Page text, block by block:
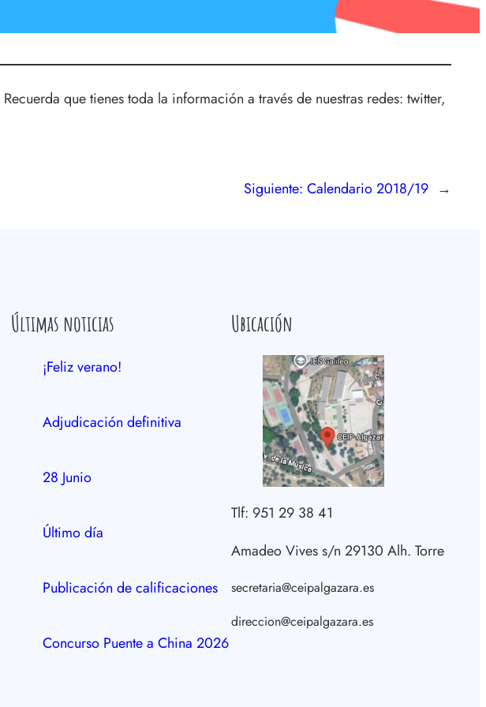
que tienes toda la información a través de nuestras redes: twitter,
Siguiente: Calendario 2018/19 →
Últimas noticias
¡Feliz verano!
Adjudicación definitiva
28 Junio
Último día
Publicación de calificaciones
Concurso Puente a China 2026
Ubicación
Tlf: 951 29 38 41
Amadeo Vives s/n 29130 Alh. Torre
secretaria@ceipalgazara.es
direccion@ceipalgazara.es